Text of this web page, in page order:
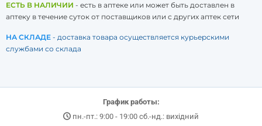
ЕСТЬ В НАЛИЧИИ - есть в аптеке или может быть доставлен в
аптеку в течение суток от поставщиков или с других аптек сети
НА СКЛАДЕ - доставка товара осуществляется курьерскими
службами со склада
График работы:
пн.-пт.: 9:00 - 19:00 сб.-нд.: вихідний